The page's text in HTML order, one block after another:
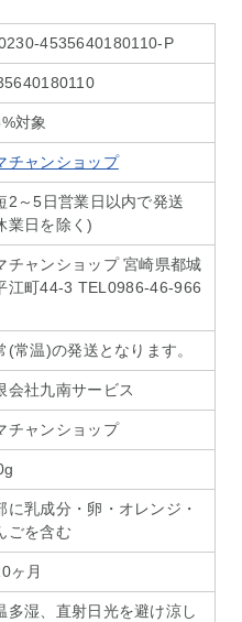
4535640180110-P
対象
チャンショップ
2～5日営業日以内で発送
業日を除く)
チャンショップ 宮崎県都城
江町44-3 TEL0986-46-966
(常温)の発送となります。
会社九南サービス
チャンショップ
に乳成分・卵・オレンジ・
ごを含む
ヶ月
多湿、直射日光を避け涼し